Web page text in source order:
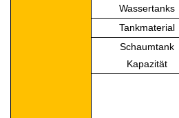
Wassertanks
Tankmaterial
Schaumtank
Kapazität